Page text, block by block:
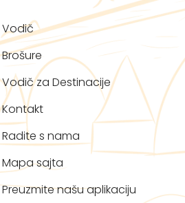
Vodič
Brošure
Vodič za Destinacije
Kontakt
Radite s nama
Mapa sajta
Preuzmite našu aplikaciju